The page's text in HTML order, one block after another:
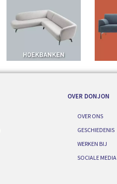
OVER DONJON
OVER ONS
GESCHIEDENIS
WERKEN BIJ
SOCIALE MEDIA